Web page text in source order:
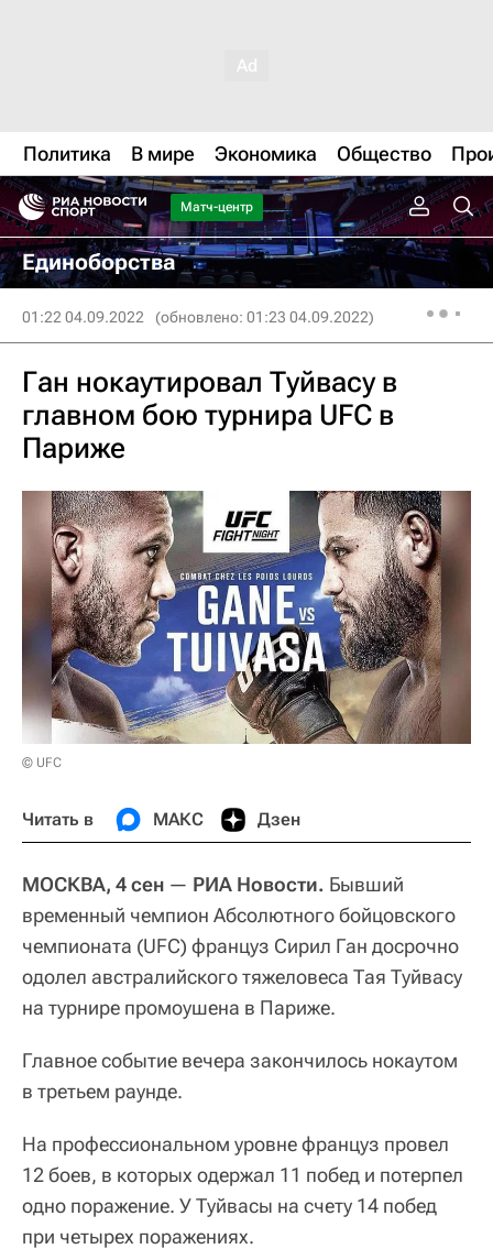
Политика В мире Экономика Общество
Матч-центр
Единоборства
01:22 04.09.2022 (обновлено: 01:23 04.09.2022)
Ган нокаутировал Туйвасу в
главном бою турнира UFC в
Париже
© UFC
Читать в МАКС Дзен
МОСКВА, 4 сен — РИА Новости. Бывший
временный чемпион Абсолютного бойцовского
чемпионата (UFC) француз Сирил Ган досрочно
одолел австралийского тяжеловеса Тая Туйвасу
на турнире промоушена в Париже.
Главное событие вечера закончилось нокаутом
в третьем раунде.
На профессиональном уровне француз провел
12 боев, в которых одержал 11 побед и потерпел
одно поражение. У Туйвасы на счету 14 побед
при четырех поражениях.